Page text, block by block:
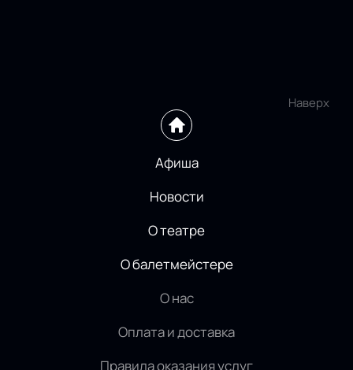
Наверх
Афиша
Новости
О театре
О балетмейстере
О нас
Оплата и доставка
Правила оказания услуг